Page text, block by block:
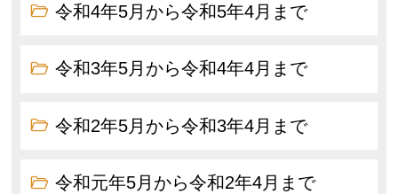
令和4年5月から令和5年4月まで
令和3年5月から令和4年4月まで
令和2年5月から令和3年4月まで
令和元年5月から令和2年4月まで